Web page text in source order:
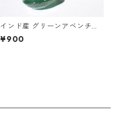
インド産 グリーンアベンチュ
リン（グリーンストロベリー
クオーツ）4ctUP
¥900